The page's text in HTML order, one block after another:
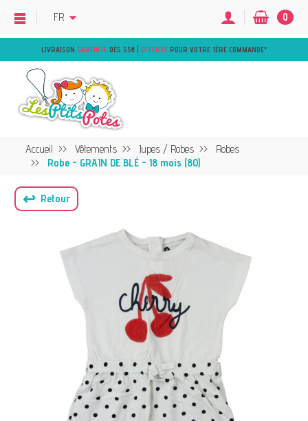
LIVRAISON GRATUITE DÈS 55€ | OFFERTE POUR VOTRE 1ÈRE COMMANDE*
FR 0
Accueil Vêtements Jupes / Robes
Robes
Robe - GRAIN DE BLÉ - 18 mois (80)
↩ Retour